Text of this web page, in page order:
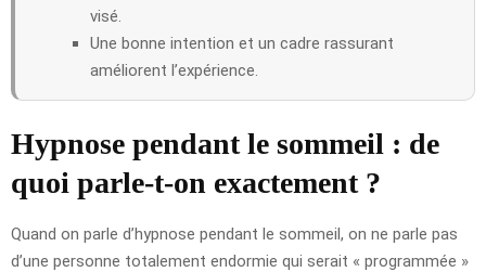
visé.
Une bonne intention et un cadre rassurant
améliorent l’expérience.
Hypnose pendant le sommeil : de
quoi parle-t-on exactement ?
Quand on parle d’hypnose pendant le sommeil, on ne parle pas
d’une personne totalement endormie qui serait « programmée »